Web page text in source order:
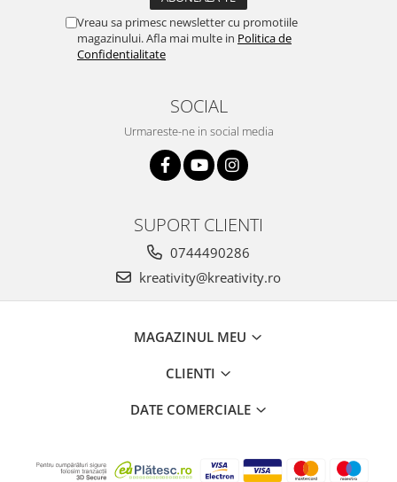
Perceperea timpului - TimeTimer
Stimulare senzoriala
Stimulare auditiva
Terapie de integrare senzorială
Vreau sa primesc newsletter cu promotiile
magazinului. Afla mai multe in Politica de
Confidentialitate
SOCIAL
Urmareste-ne in social media
SUPORT CLIENTI
0744490286
kreativity@kreativity.ro
MAGAZINUL MEU
CLIENTI
DATE COMERCIALE